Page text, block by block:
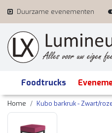
Duurzame evenementen
Foodtrucks
Home Kubo barkruk - Zwart/